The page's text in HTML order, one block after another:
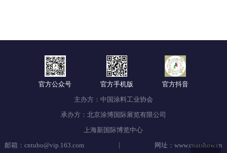
官方公众号 官方手机版
官方抖音
主办方：中国涂料工业协会
承办方：北京涂博国际展览有限公司
上海新国际博览中心
邮箱：cntubo@vip.163.com
| 网址：www.coatshow.cn